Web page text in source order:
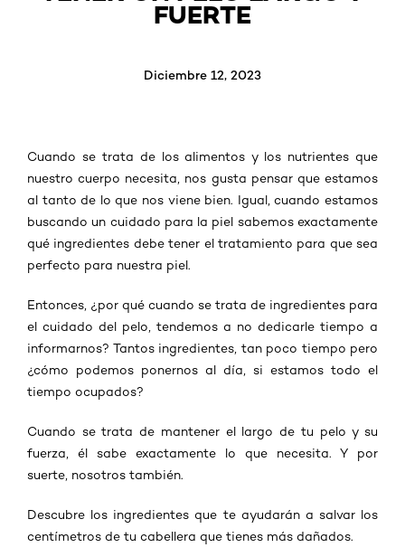
FUERTE
Diciembre 12, 2023
Cuando se trata de los alimentos y los nutrientes que
nuestro cuerpo necesita, nos gusta pensar que estamos
al tanto de lo que nos viene bien. Igual, cuando estamos
buscando un cuidado para la piel sabemos exactamente
qué ingredientes debe tener el tratamiento para que sea
perfecto para nuestra piel.
Entonces, ¿por qué cuando se trata de ingredientes para
el cuidado del pelo, tendemos a no dedicarle tiempo a
informarnos? Tantos ingredientes, tan poco tiempo pero
¿cómo podemos ponernos al día, si estamos todo el
tiempo ocupados?
Cuando se trata de mantener el largo de tu pelo y su
fuerza, él sabe exactamente lo que necesita. Y por
suerte, nosotros también.
Descubre los ingredientes que te ayudarán a salvar los
centímetros de tu cabellera que tienes más dañados.